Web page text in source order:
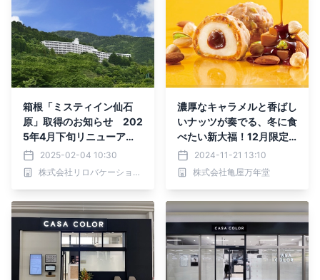
箱根「ミスティイン仙石
原」取得のお知らせ 202
5年4月下旬リニューアル
開業予定2025-02-04 10:30
株式会社リロバケーションズ
濃厚なキャラメルと香ばし
いナッツが奏でる、冬に食
べたい新大福！12月限定
『キャラメルナッツ大福』
販売
2024-11-21 13:10
株式会社亀屋万年堂